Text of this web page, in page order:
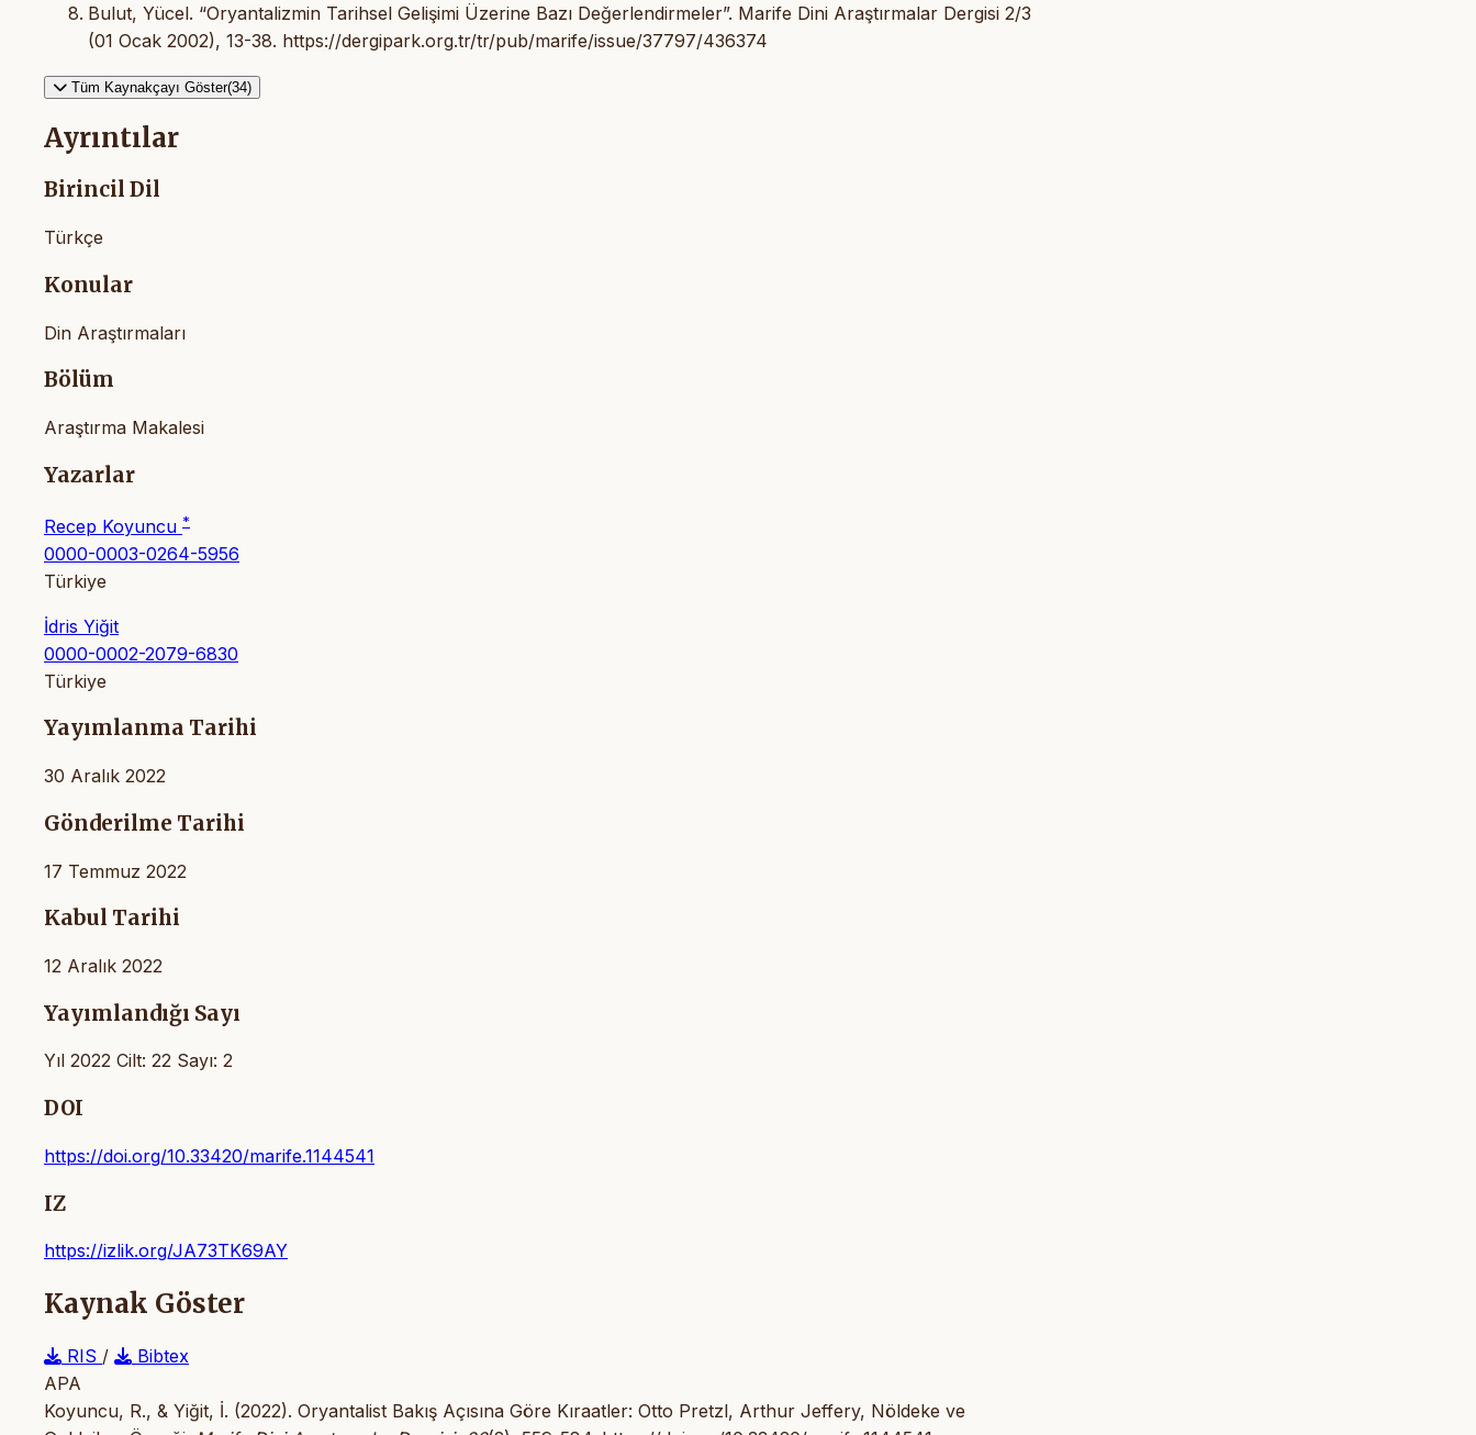
Bulut, Yücel. “Oryantalizmin Tarihsel Gelişimi Üzerine Bazı Değerlendirmeler”. Marife Dini Araştırmalar Dergisi 2/3
(01 Ocak 2002), 13-38. https://dergipark.org.tr/tr/pub/marife/issue/37797/436374
Tüm Kaynakçayı Göster(34)
Ayrıntılar
Birincil Dil
Türkçe
Konular
Din Araştırmaları
Bölüm
Araştırma Makalesi
Yazarlar
Recep Koyuncu *
0000-0003-0264-5956
Türkiye
İdris Yiğit
0000-0002-2079-6830
Türkiye
Yayımlanma Tarihi
30 Aralık 2022
Gönderilme Tarihi
17 Temmuz 2022
Kabul Tarihi
12 Aralık 2022
Yayımlandığı Sayı
Yıl 2022 Cilt: 22 Sayı: 2
DOI
https://doi.org/10.33420/marife.1144541
IZ
https://izlik.org/JA73TK69AY
Kaynak Göster
RIS /
Bibtex
APA
Koyuncu, R., & Yiğit, İ. (2022). Oryantalist Bakış Açısına Göre Kıraatler: Otto Pretzl, Arthur Jeffery, Nöldeke ve